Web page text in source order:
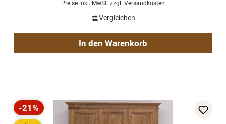
Preise inkl. MwSt. zzgl. Versandkosten
Vergleichen
In den Warenkorb
Rabatt
-21%